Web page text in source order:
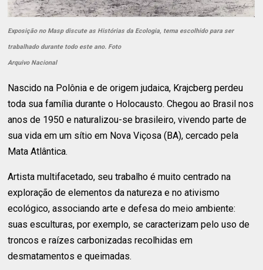
Exposição no Masp discute as Histórias da Ecologia, tema escolhido para ser
trabalhado durante todo este ano. Foto
Arquivo Nacional
Nascido na Polônia e de origem judaica, Krajcberg perdeu
toda sua família durante o Holocausto. Chegou ao Brasil nos
anos de 1950 e naturalizou-se brasileiro, vivendo parte de
sua vida em um sítio em Nova Viçosa (BA), cercado pela
Mata Atlântica.
Artista multifacetado, seu trabalho é muito centrado na
exploração de elementos da natureza e no ativismo
ecológico, associando arte e defesa do meio ambiente:
suas esculturas, por exemplo, se caracterizam pelo uso de
troncos e raízes carbonizadas recolhidas em
desmatamentos e queimadas.